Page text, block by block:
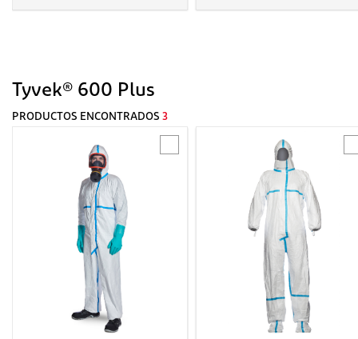
Issue 2, EN 1149-5
Tyvek® 600 Plus
PRODUCTOS ENCONTRADOS 3